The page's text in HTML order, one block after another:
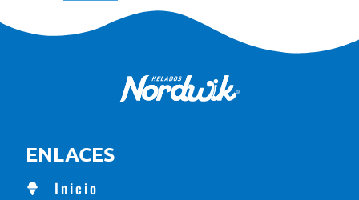
ENLACES
Inicio